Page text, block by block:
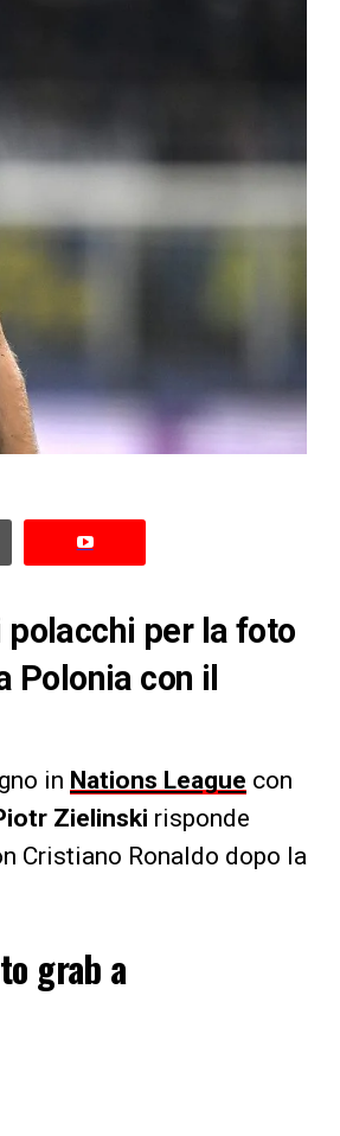
per la foto
Polonia con il
in Nations League con
Zielinski risponde
Cristiano Ronaldo dopo la
grab a